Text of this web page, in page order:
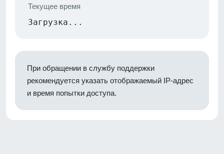
Текущее время
Загрузка...
При обращении в службу поддержки
рекомендуется указать отображаемый IP-адрес
и время попытки доступа.